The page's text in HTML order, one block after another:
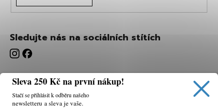
Sledujte nás na sociálních stítích
Sleva 250 Kč na první nákup!
Stačí se přihlásit k odběru našeho
newsletteru a sleva je vaše.